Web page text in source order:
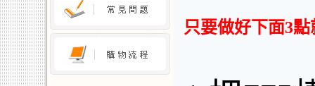
只要做好下面3點